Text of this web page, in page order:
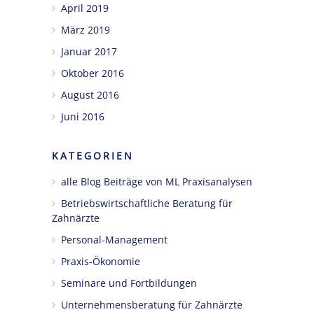
April 2019
März 2019
Januar 2017
Oktober 2016
August 2016
Juni 2016
KATEGORIEN
alle Blog Beiträge von ML Praxisanalysen
Betriebswirtschaftliche Beratung für
Zahnärzte
Personal-Management
Praxis-Ökonomie
Seminare und Fortbildungen
Unternehmensberatung für Zahnärzte